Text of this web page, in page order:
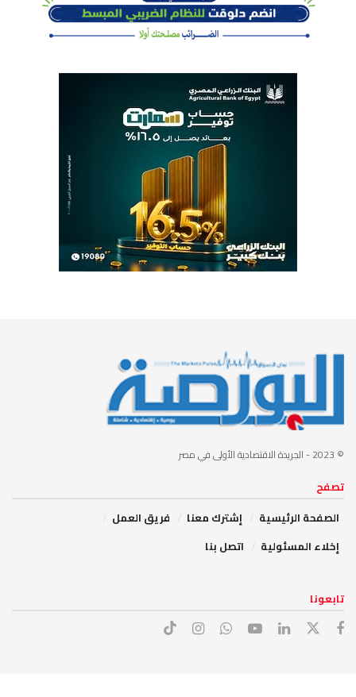
© 2023 - الجريدة الاقتصادية الأولى في مصر
تصفح
الصفحة الرئيسية
إشترك معنا
فريق العمل
إخلاء المسئولية
اتصل بنا
تابعونا